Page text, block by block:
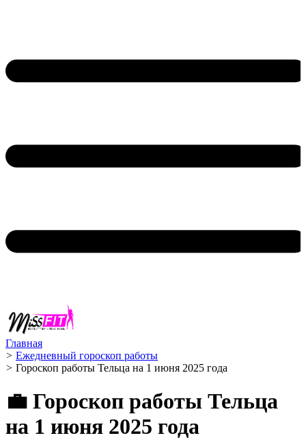
Главная
> Ежедневный гороскоп работы
> Гороскоп работы Тельца на 1 июня 2025 года
💼 Гороскоп работы Тельца
на 1 июня 2025 года